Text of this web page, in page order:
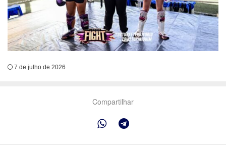
7 de julho de 2026
Compartilhar